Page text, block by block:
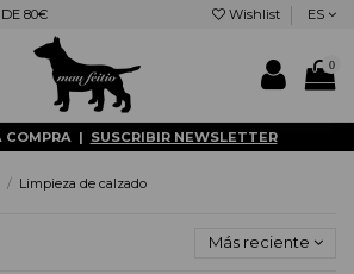
80€ Wishlist ES
0
COMPRA | SUSCRIBIR NEWSLETTER
Limpieza de calzado
Más reciente